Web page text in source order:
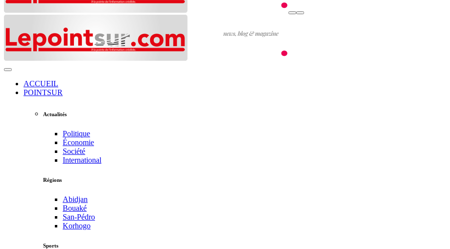
ACCUEIL
POINTSUR
Actualités
Politique
Économie
Société
International
Régions
Abidjan
Bouaké
San-Pédro
Korhogo
Sports